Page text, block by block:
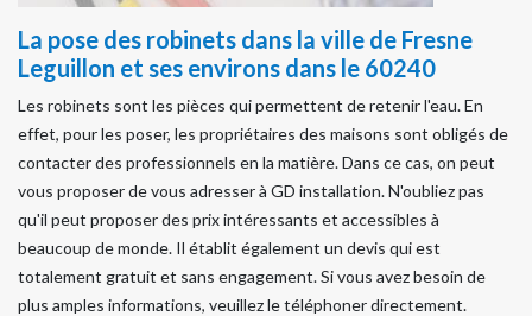
La pose des robinets dans la ville de Fresne
Leguillon et ses environs dans le 60240
Les robinets sont les pièces qui permettent de retenir l'eau. En
effet, pour les poser, les propriétaires des maisons sont obligés de
contacter des professionnels en la matière. Dans ce cas, on peut
vous proposer de vous adresser à GD installation. N'oubliez pas
qu'il peut proposer des prix intéressants et accessibles à
beaucoup de monde. Il établit également un devis qui est
totalement gratuit et sans engagement. Si vous avez besoin de
plus amples informations, veuillez le téléphoner directement.